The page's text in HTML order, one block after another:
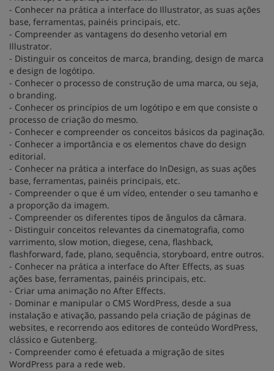
- Conhecer na prática a interface do Illustrator, as suas ações
base, ferramentas, painéis principais, etc.
- Compreender as vantagens do desenho vetorial em
Illustrator.
- Distinguir os conceitos de marca, branding, design de marca
e design de logótipo.
- Conhecer o processo de construção de uma marca, ou seja,
o branding.
- Conhecer os princípios de um logótipo e em que consiste o
processo de criação do mesmo.
- Conhecer e compreender os conceitos básicos da paginação.
- Conhecer a importância e os elementos chave do design
editorial.
- Conhecer na prática a interface do InDesign, as suas ações
base, ferramentas, painéis principais, etc.
- Compreender o que é um vídeo, entender o seu tamanho e
a proporção da imagem.
- Compreender os diferentes tipos de ângulos da câmara.
- Distinguir conceitos relevantes da cinematografia, como
varrimento, slow motion, diegese, cena, flashback,
flashforward, fade, plano, sequência, storyboard, entre outros.
- Conhecer na prática a interface do After Effects, as suas
ações base, ferramentas, painéis principais, etc.
- Criar uma animação no After Effects.
- Dominar e manipular o CMS WordPress, desde a sua
instalação e ativação, passando pela criação de páginas de
websites, e recorrendo aos editores de conteúdo WordPress,
clássico e Gutenberg.
- Compreender como é efetuada a migração de sites
WordPress para a rede web.